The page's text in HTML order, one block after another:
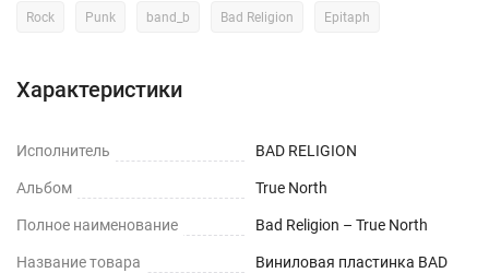
Rock Punk band_b Bad Religion Epitaph
Характеристики
Исполнитель BAD RELIGION
Альбом True North
Полное наименование Bad Religion – True North
Название товара
Виниловая пластинка BAD